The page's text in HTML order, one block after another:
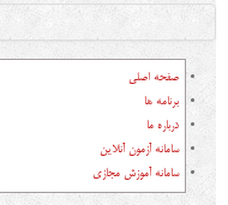
صفحه اصلی
برنامه ها
درباره ما
سامانه آزمون آنلاین
سامانه آموزش مجازی